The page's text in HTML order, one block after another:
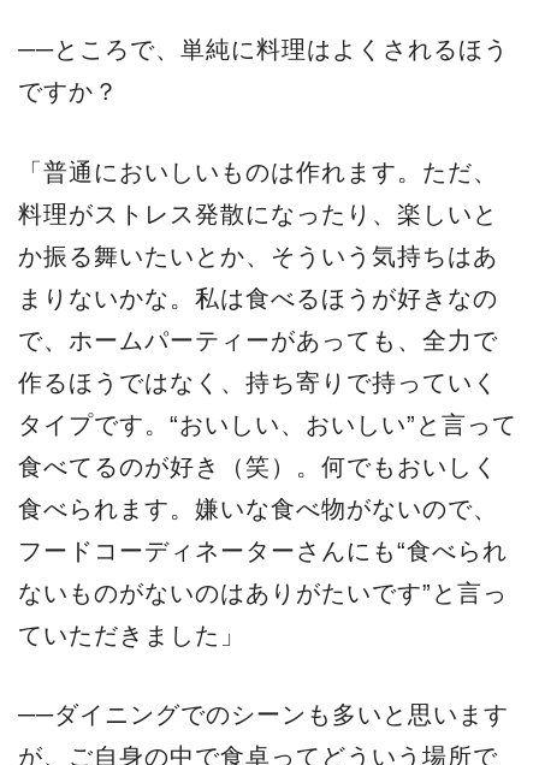
──ところで、単純に料理はよくされるほう
ですか？
「普通においしいものは作れます。ただ、
料理がストレス発散になったり、楽しいと
か振る舞いたいとか、そういう気持ちはあ
まりないかな。私は食べるほうが好きなの
で、ホームパーティーがあっても、全力で
作るほうではなく、持ち寄りで持っていく
タイプです。“おいしい、おいしい”と言って
食べてるのが好き（笑）。何でもおいしく
食べられます。嫌いな食べ物がないので、
フードコーディネーターさんにも“食べられ
ないものがないのはありがたいです”と言っ
ていただきました」
──ダイニングでのシーンも多いと思います
が、ご自身の中で食卓ってどういう場所で